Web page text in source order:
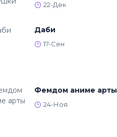
22-Дек
Даби
17-Сен
Фемдом аниме арты
24-Ноя